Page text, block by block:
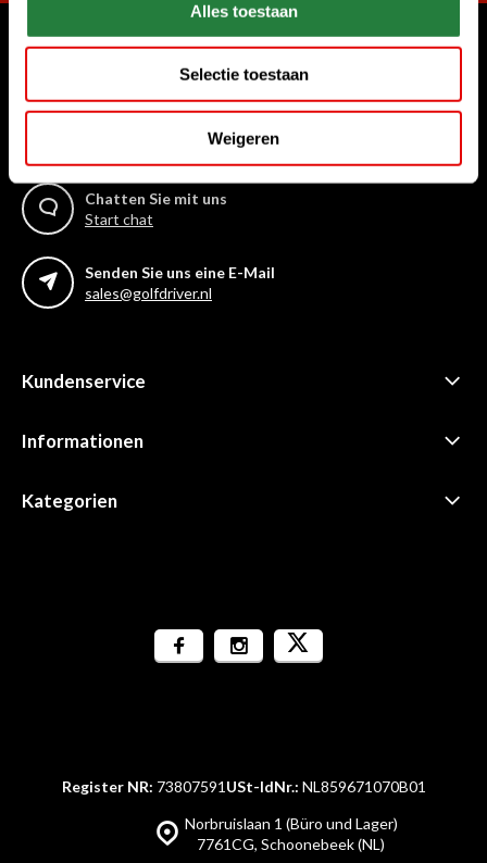
Alles toestaan
Selectie toestaan
Weigeren
Womit können wir Ihnen helfen?
Chatten Sie mit uns
Start chat
Senden Sie uns eine E-Mail
sales@golfdriver.nl
Kundenservice
Informationen
Kategorien
Norbruislaan 1 (Büro und Lager)
7761CG, Schoonebeek (NL)
Register NR: 73807591 USt-IdNr.: NL859671070B01